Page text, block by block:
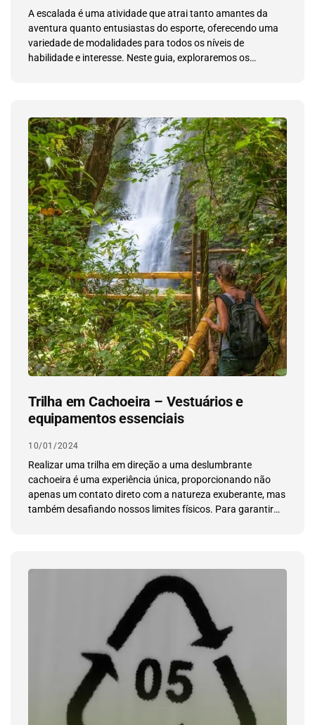
A escalada é uma atividade que atrai tanto amantes da
aventura quanto entusiastas do esporte, oferecendo uma
variedade de modalidades para todos os níveis de
habilidade e interesse. Neste guia, exploraremos os
Trilha em Cachoeira – Vestuários e
equipamentos essenciais
10/01/2024
Realizar uma trilha em direção a uma deslumbrante
cachoeira é uma experiência única, proporcionando não
apenas um contato direto com a natureza exuberante, mas
também desafiando nossos limites físicos. Para garantir